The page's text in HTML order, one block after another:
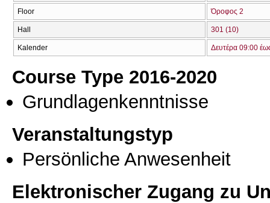
Floor Όροφος 2
Hall 301 (10)
Kalender Δευτέρα 09:00
Course Type 2016-2020
Grundlagenkenntnisse
Veranstaltungstyp
Persönliche Anwesenheit
Elektronischer Zugang zu